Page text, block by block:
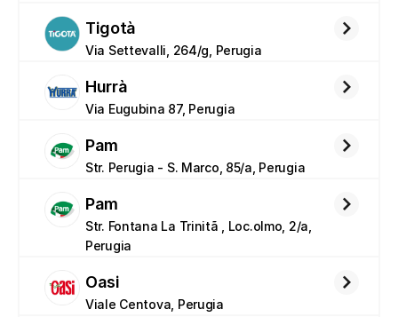
Tigotà
Via Settevalli, 264/g, Perugia
Hurrà
Via Eugubina 87, Perugia
Pam
Str. Perugia - S. Marco, 85/a, Perugia
Pam
Str. Fontana La Trinitã , Loc.olmo, 2/a,
Perugia
Oasi
Viale Centova, Perugia